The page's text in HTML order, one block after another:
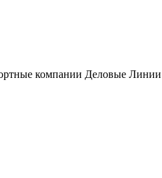
компании Деловые